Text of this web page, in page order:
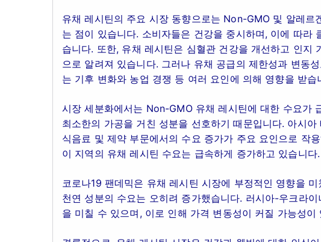
유채 레시틴의 주요 시장 동향으로는 Non-GMO 및 알레
는 점이 있습니다. 소비자들은 건강을 중시하며, 이에 따라
습니다. 또한, 유채 레시틴은 심혈관 건강을 개선하고 인지
으로 알려져 있습니다. 그러나 유채 공급의 제한성과 변동
는 기후 변화와 농업 경쟁 등 여러 요인에 의해 영향을 받습
시장 세분화에서는 Non-GMO 유채 레시틴에 대한 수요가
최소한의 가공을 거친 성분을 선호하기 때문입니다. 아시
식음료 및 제약 부문에서의 수요 증가가 주요 요인으로 작
이 지역의 유채 레시틴 수요는 급속하게 증가하고 있습니다.
코로나19 팬데믹은 유채 레시틴 시장에 부정적인 영향을
천연 성분의 수요는 오히려 증가했습니다. 러시아-우크라
을 미칠 수 있으며, 이로 인해 가격 변동성이 커질 가능성이